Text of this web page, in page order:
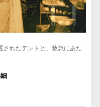
プ
ト
されたテントと、救急にあた